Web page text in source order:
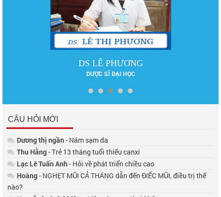
DS LÊ PHƯƠNG
DƯỢC SĨ ĐẠI HỌC
CÂU HỎI MỚI
Dương thị ngần- Nám sạm da
Thu Hằng- Trẻ 13 tháng tuổi thiếu canxi
Lạc Lê Tuấn Anh- Hỏi về phát triển chiều cao
Hoàng- NGHẸT MŨI CẢ THÁNG dẫn đến ĐIẾC MŨI, điều trị thế
nào?